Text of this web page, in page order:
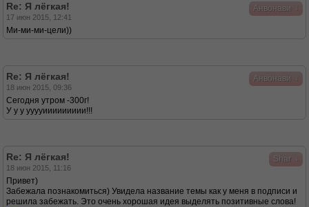
Анвонави
Re: Я лёгкая!
17 июн 2015, 12:41
Ми-ми-ми-цели))
Анвонави
Re: Я лёгкая!
18 июн 2015, 09:36
Сегодня утром -300г!
У у у ууууиииииииии!!!
Shar
Re: Я лёгкая!
18 июн 2015, 11:16
Привет)
Забежала познакомиться) Увидела название темы как у меня в подписи и
решила забежать. Это очень хорошая идея выделять позитивные слова!